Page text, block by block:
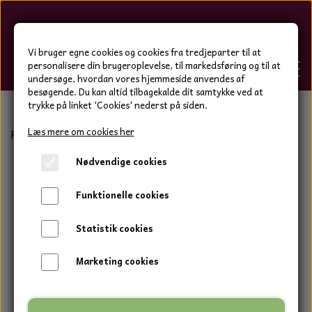
Hygge-Liv
FORSIDE
WEBSHOP
BOLIG OG HAVE
DUFTBLOKKE OG TILBEHØR
DUFT BLOKKE
VINDSPIL
HJEMMESKO OG TØJ
HJEMMESKO
RESTSALG
HJEMMESKO OG TØJ
HJEMMESKO
LÆDER BÆLTER - TASKER - CAPS
TERMOSTRØMPER LEGGINGS
Forside Hjemmesko og tøj
Vi bruger egne cookies og cookies fra tredjeparter til at
personalisere din brugeroplevelse, til markedsføring og til at
undersøge, hvordan vores hjemmeside anvendes af
besøgende. Du kan altid tilbagekalde dit samtykke ved at
trykke på linket 'Cookies' nederst på siden.
Læs mere om cookies her
Nødvendige cookies
Funktionelle cookies
Statistik cookies
Marketing cookies